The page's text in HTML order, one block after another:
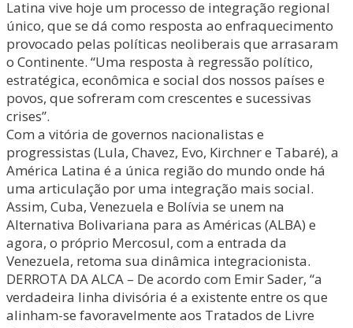
Latina vive hoje um processo de integração regional
único, que se dá como resposta ao enfraquecimento
provocado pelas políticas neoliberais que arrasaram
o Continente. “Uma resposta à regressão político,
estratégica, econômica e social dos nossos países e
povos, que sofreram com crescentes e sucessivas
crises”.
Com a vitória de governos nacionalistas e
progressistas (Lula, Chavez, Evo, Kirchner e Tabaré), a
América Latina é a única região do mundo onde há
uma articulação por uma integração mais social.
Assim, Cuba, Venezuela e Bolívia se unem na
Alternativa Bolivariana para as Américas (ALBA) e
agora, o próprio Mercosul, com a entrada da
Venezuela, retoma sua dinâmica integracionista.
DERROTA DA ALCA – De acordo com Emir Sader, “a
verdadeira linha divisória é a existente entre os que
alinham-se favoravelmente aos Tratados de Livre